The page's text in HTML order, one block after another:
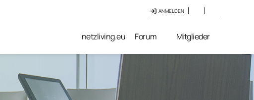
netzliving.eu Forum Mitglieder
ANMELDEN